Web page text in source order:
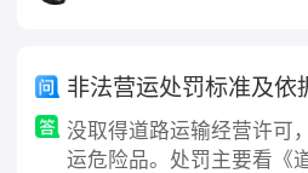
非法营运处罚标准及依
没取得道路运输经营许可
运危险品。处罚主要看《